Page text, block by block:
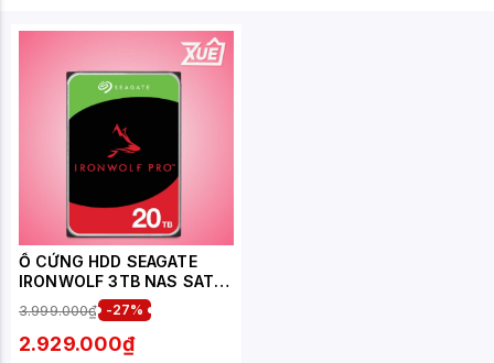
Ổ CỨNG HDD SEAGATE
IRONWOLF 3TB NAS SATA
5900RPM(ST3000VN007)
3.999.000₫ -27%
2.929.000₫